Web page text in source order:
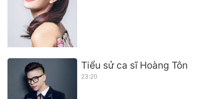
Tiểu sử ca sĩ Hoàng Tôn
23:20